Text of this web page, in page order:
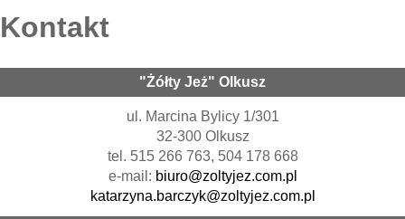
Kontakt
"Żółty Jeż" Olkusz
ul. Marcina Bylicy 1/301
32-300 Olkusz
tel. 515 266 763, 504 178 668
e-mail: biuro@zoltyjez.com.pl
katarzyna.barczyk@zoltyjez.com.pl